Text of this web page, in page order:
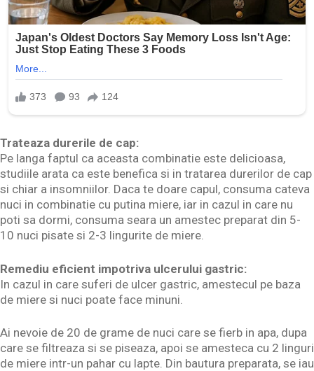
Trateaza durerile de cap:
Pe langa faptul ca aceasta combinatie este delicioasa,
studiile arata ca este benefica si in tratarea durerilor de cap
si chiar a insomniilor. Daca te doare capul, consuma cateva
nuci in combinatie cu putina miere, iar in cazul in care nu
poti sa dormi, consuma seara un amestec preparat din 5-
10 nuci pisate si 2-3 lingurite de miere.
Remediu eficient impotriva ulcerului gastric:
In cazul in care suferi de ulcer gastric, amestecul pe baza
de miere si nuci poate face minuni.
Ai nevoie de 20 de grame de nuci care se fierb in apa, dupa
care se filtreaza si se piseaza, apoi se amesteca cu 2 linguri
de miere intr-un pahar cu lapte. Din bautura preparata, se iau